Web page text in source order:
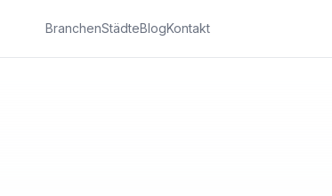
BranchenStädteBlogKontakt